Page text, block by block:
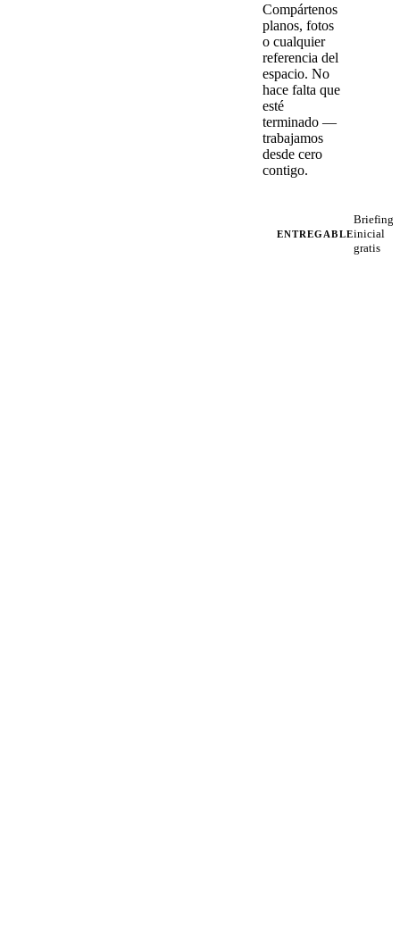
Compártenos
planos, fotos
o cualquier
referencia del
espacio. No
hace falta que
esté
terminado —
trabajamos
desde cero
contigo.
ENTREGABLE
Briefing
inicial
gratis